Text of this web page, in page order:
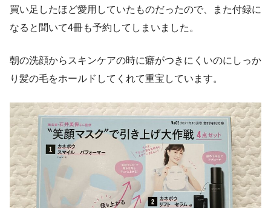
買い足したほど愛用していたものだったので、また付録に
なると聞いて4冊も予約してしまいました。
朝の洗顔からスキンケアの時に癖がつきにくいのにしっか
り髪の毛をホールドしてくれて重宝しています。